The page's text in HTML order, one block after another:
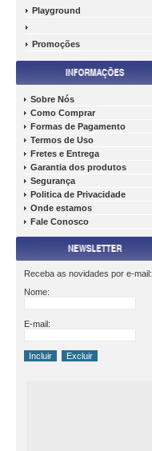
Playground
Promoções
Sobre Nós
Como Comprar
Formas de Pagamento
Termos de Uso
Fretes e Entrega
Garantia dos produtos
Segurança
Politica de Privacidade
Onde estamos
Fale Conosco
Receba as novidades por e-mail:
Nome:
E-mail: